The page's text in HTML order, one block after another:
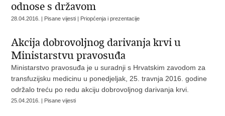
odnose s državom
28.04.2016. | Pisane vijesti | Priopćenja i prezentacije
Akcija dobrovoljnog darivanja krvi u
Ministarstvu pravosuđa
Ministarstvo pravosuđa je u suradnji s Hrvatskim zavodom za
transfuzijsku medicinu u ponedjeljak, 25. travnja 2016. godine
održalo treću po redu akciju dobrovoljnog darivanja krvi.
25.04.2016. | Pisane vijesti